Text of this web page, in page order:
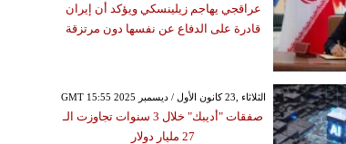
عراقجي يهاجم زيلينسكي ويؤكد أن إيران
قادرة على الدفاع عن نفسها دون مرتزقة
GMT 15:55 2025 الثلاثاء ,23 كانون الأول / ديسمبر
صفقات "أديبك" خلال 3 سنوات تجاوزت الـ
27 مليار دولار